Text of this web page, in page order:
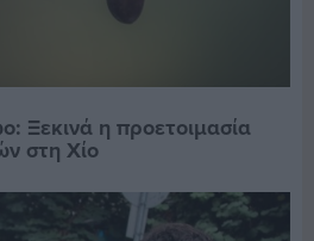
Ξεκινά η προετοιμασία
στη Χίο